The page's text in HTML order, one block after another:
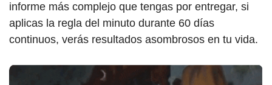
informe más complejo que tengas por entregar, si
aplicas la regla del minuto durante 60 días
continuos, verás resultados asombrosos en tu vida.